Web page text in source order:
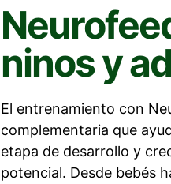
ninos y
El entrenamiento con
complementaria que
etapa de desarrollo y
potencial. Desde bebés